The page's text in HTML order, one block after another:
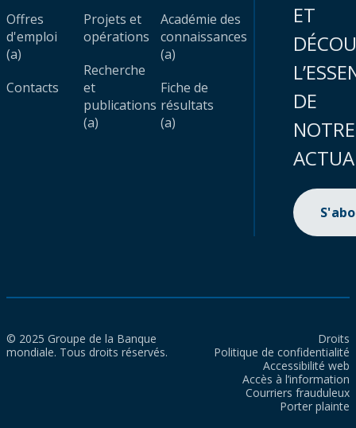
Offres
d'emploi
(a)
Contacts
Projets et
opérations
Recherche
et
publications
(a)
Académie des
connaissances
(a)
Fiche de
résultats
(a)
ET
DE
NOTRE
© 2025 Groupe de la Banque
mondiale. Tous droits réservés.
Droits
Politique de confidentialité
Accessibilité web
Accès à l’information
Courriers frauduleux
Porter plainte